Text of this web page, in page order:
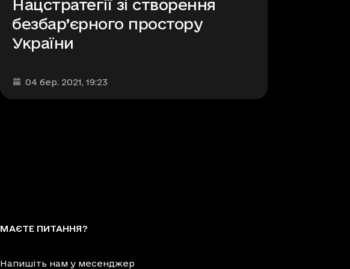
Нацстратегії зі створення
безбар’єрного простору
України
Дата та час публікації
04 бер. 2021, 19:23
МАЄТЕ ПИТАННЯ?
Напишіть нам у месенджер